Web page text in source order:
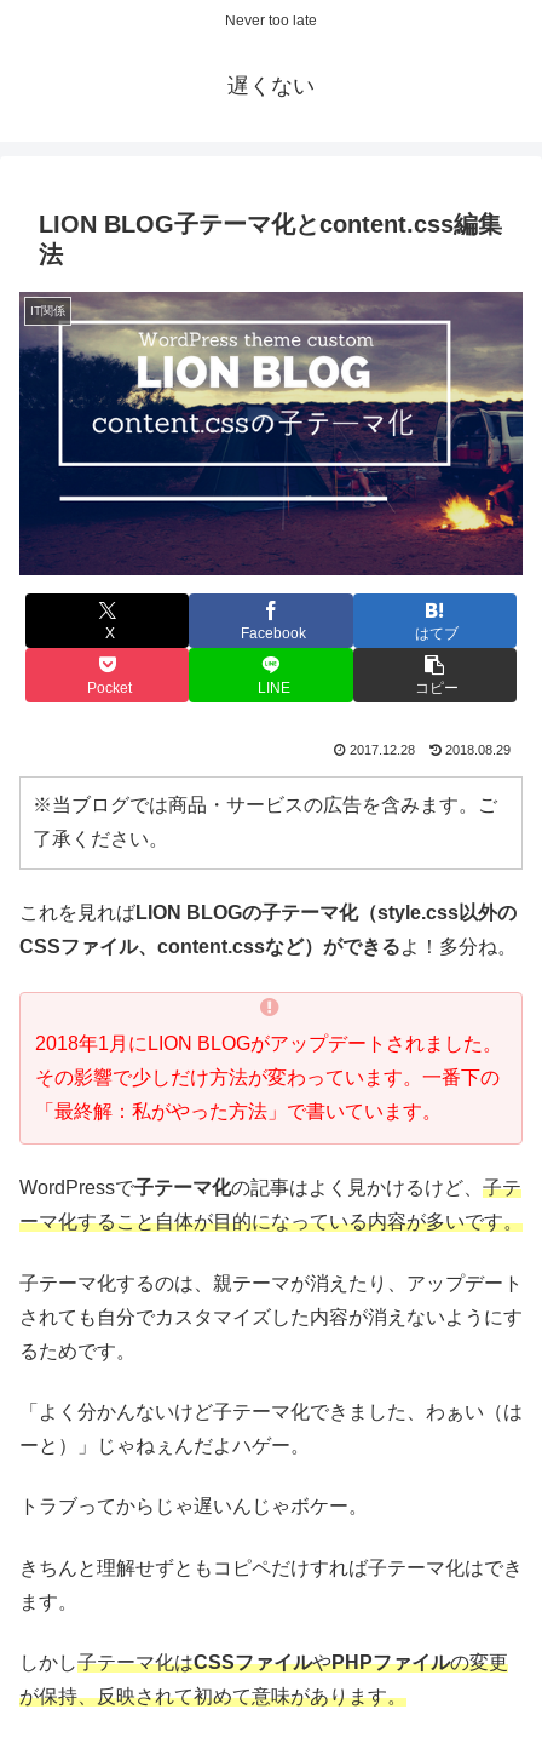
Never too late
遅くない
LION BLOG子テーマ化とcontent.css編集
法
IT関係
X Facebook はてブ
Pocket LINE コピー
2017.12.28 2018.08.29
※当ブログでは商品・サービスの広告を含みます。ご
了承ください。
これを見ればLION BLOGの子テーマ化（style.css以外の
CSSファイル、content.cssなど）ができるよ！多分ね。
2018年1月にLION BLOGがアップデートされました。
その影響で少しだけ方法が変わっています。一番下の
「最終解：私がやった方法」で書いています。
WordPressで子テーマ化の記事はよく見かけるけど、 子テ
ーマ化すること自体が目的になっている内容が多いです。
子テーマ化するのは、親テーマが消えたり、アップデート
されても自分でカスタマイズした内容が消えないようにす
るためです。
「よく分かんないけど子テーマ化できました、わぁい（は
ーと）」じゃねぇんだよハゲー。
トラブってからじゃ遅いんじゃボケー。
きちんと理解せずともコピペだけすれば子テーマ化はでき
ます。
しかし子テーマ化はCSSファイルやPHPファイルの変更
が保持、反映されて初めて意味があります。